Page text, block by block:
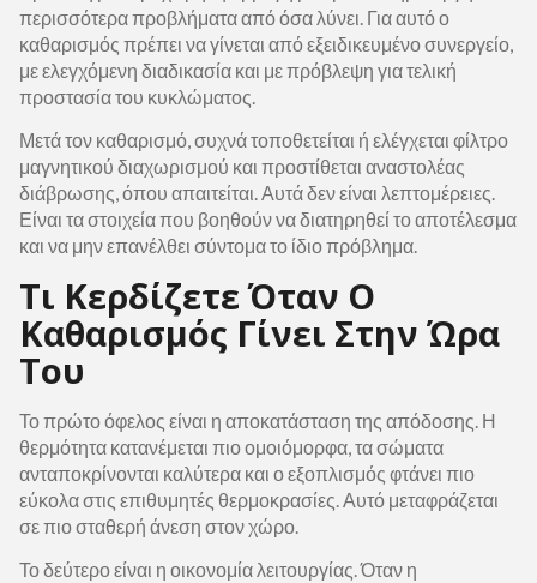
περισσότερα προβλήματα από όσα λύνει. Για αυτό ο
καθαρισμός πρέπει να γίνεται από εξειδικευμένο συνεργείο,
με ελεγχόμενη διαδικασία και με πρόβλεψη για τελική
προστασία του κυκλώματος.
Μετά τον καθαρισμό, συχνά τοποθετείται ή ελέγχεται φίλτρο
μαγνητικού διαχωρισμού και προστίθεται αναστολέας
διάβρωσης, όπου απαιτείται. Αυτά δεν είναι λεπτομέρειες.
Είναι τα στοιχεία που βοηθούν να διατηρηθεί το αποτέλεσμα
και να μην επανέλθει σύντομα το ίδιο πρόβλημα.
Τι Κερδίζετε Όταν Ο
Καθαρισμός Γίνει Στην Ώρα
Του
Το πρώτο όφελος είναι η αποκατάσταση της απόδοσης. Η
θερμότητα κατανέμεται πιο ομοιόμορφα, τα σώματα
ανταποκρίνονται καλύτερα και ο εξοπλισμός φτάνει πιο
εύκολα στις επιθυμητές θερμοκρασίες. Αυτό μεταφράζεται
σε πιο σταθερή άνεση στον χώρο.
Το δεύτερο είναι η οικονομία λειτουργίας. Όταν η